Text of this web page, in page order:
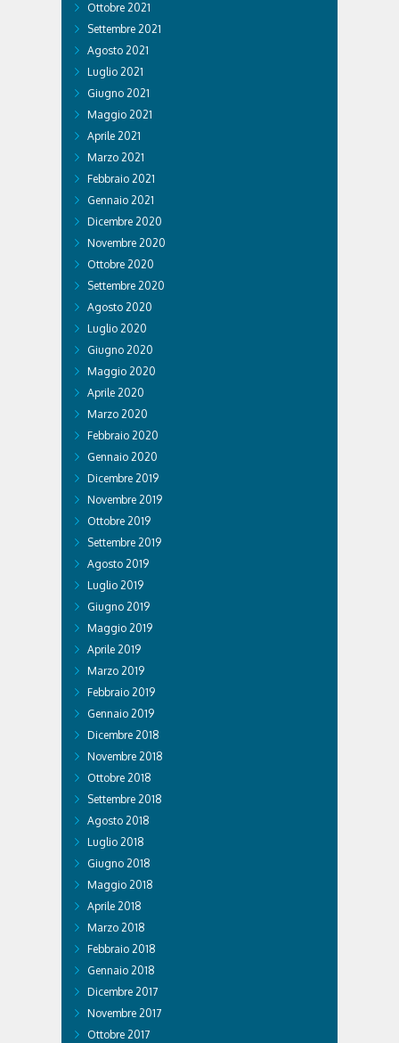
Ottobre 2021
Settembre 2021
Agosto 2021
Luglio 2021
Giugno 2021
Maggio 2021
Aprile 2021
Marzo 2021
Febbraio 2021
Gennaio 2021
Dicembre 2020
Novembre 2020
Ottobre 2020
Settembre 2020
Agosto 2020
Luglio 2020
Giugno 2020
Maggio 2020
Aprile 2020
Marzo 2020
Febbraio 2020
Gennaio 2020
Dicembre 2019
Novembre 2019
Ottobre 2019
Settembre 2019
Agosto 2019
Luglio 2019
Giugno 2019
Maggio 2019
Aprile 2019
Marzo 2019
Febbraio 2019
Gennaio 2019
Dicembre 2018
Novembre 2018
Ottobre 2018
Settembre 2018
Agosto 2018
Luglio 2018
Giugno 2018
Maggio 2018
Aprile 2018
Marzo 2018
Febbraio 2018
Gennaio 2018
Dicembre 2017
Novembre 2017
Ottobre 2017